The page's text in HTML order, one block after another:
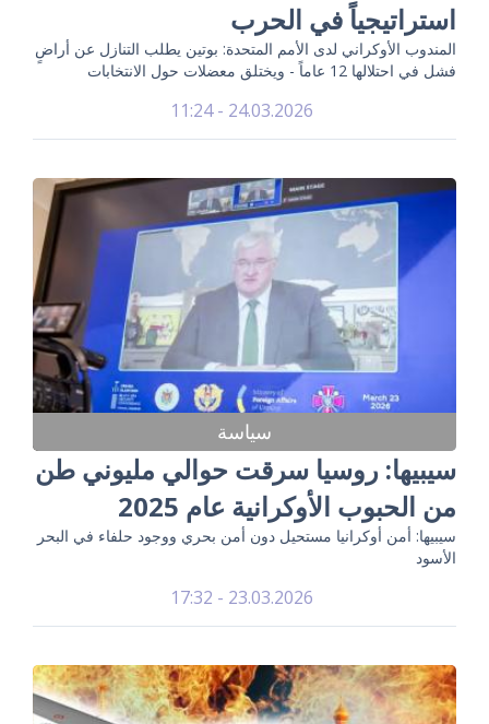
استراتيجياً في الحرب
المندوب الأوكراني لدى الأمم المتحدة: بوتين يطلب التنازل عن أراضٍ
فشل في احتلالها 12 عاماً - ويختلق معضلات حول الانتخابات
24.03.2026 - 11:24
سياسة
سيبيها: روسيا سرقت حوالي مليوني طن
من الحبوب الأوكرانية عام 2025
سيبيها: أمن أوكرانيا مستحيل دون أمن بحري ووجود حلفاء في البحر
الأسود
23.03.2026 - 17:32